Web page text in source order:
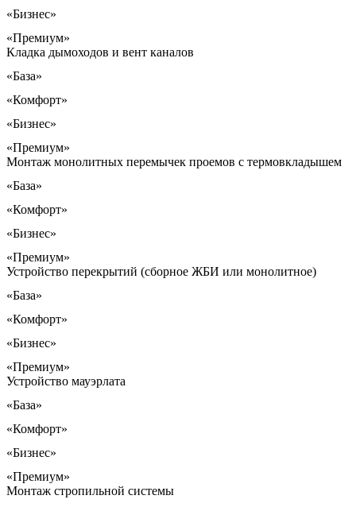
«Бизнес»
«Премиум»
Кладка дымоходов и вент каналов
«База»
«Комфорт»
«Бизнес»
«Премиум»
Монтаж монолитных перемычек проемов с термовкладышем
«База»
«Комфорт»
«Бизнес»
«Премиум»
Устройство перекрытий (сборное ЖБИ или монолитное)
«База»
«Комфорт»
«Бизнес»
«Премиум»
Устройство мауэрлата
«База»
«Комфорт»
«Бизнес»
«Премиум»
Монтаж стропильной системы